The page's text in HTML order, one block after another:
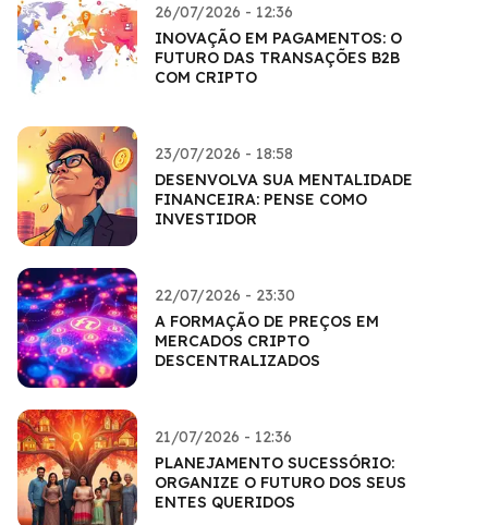
26/07/2026 - 12:36
INOVAÇÃO EM PAGAMENTOS: O
FUTURO DAS TRANSAÇÕES B2B
COM CRIPTO
23/07/2026 - 18:58
DESENVOLVA SUA MENTALIDADE
FINANCEIRA: PENSE COMO
INVESTIDOR
22/07/2026 - 23:30
A FORMAÇÃO DE PREÇOS EM
MERCADOS CRIPTO
DESCENTRALIZADOS
21/07/2026 - 12:36
PLANEJAMENTO SUCESSÓRIO:
ORGANIZE O FUTURO DOS SEUS
ENTES QUERIDOS